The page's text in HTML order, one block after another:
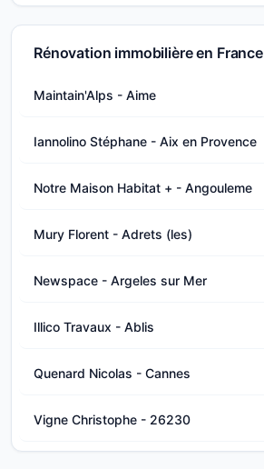
Rénovation immobilière en France
Maintain'Alps - Aime
Iannolino Stéphane - Aix en Provence
Notre Maison Habitat + - Angouleme
Mury Florent - Adrets (les)
Newspace - Argeles sur Mer
Illico Travaux - Ablis
Quenard Nicolas - Cannes
Vigne Christophe - 26230